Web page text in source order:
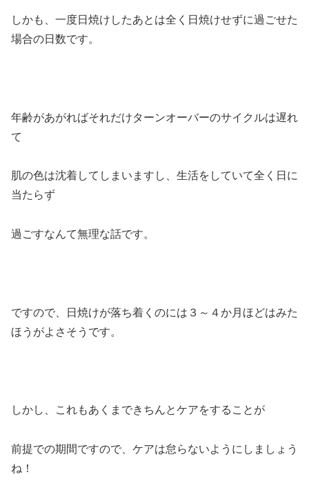
しかも、一度日焼けしたあとは全く日焼けせずに過ごせた
場合の日数です。
年齢があがればそれだけターンオーバーのサイクルは遅れ
て
肌の色は沈着してしまいますし、生活をしていて全く日に
当たらず
過ごすなんて無理な話です。
ですので、日焼けが落ち着くのには３～４か月ほどはみた
ほうがよさそうです。
しかし、これもあくまできちんとケアをすることが
前提での期間ですので、ケアは怠らないようにしましょう
ね！